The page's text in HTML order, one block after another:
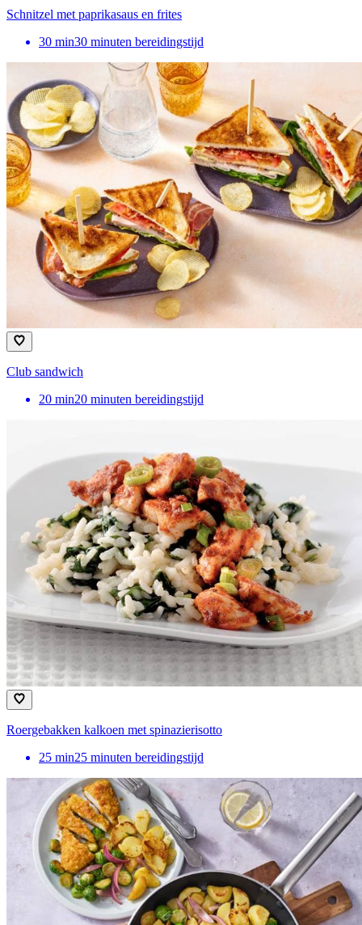
Schnitzel met paprikasaus en frites
30 min30 minuten bereidingstijd
Club sandwich
20 min20 minuten bereidingstijd
Roergebakken kalkoen met spinazierisotto
25 min25 minuten bereidingstijd